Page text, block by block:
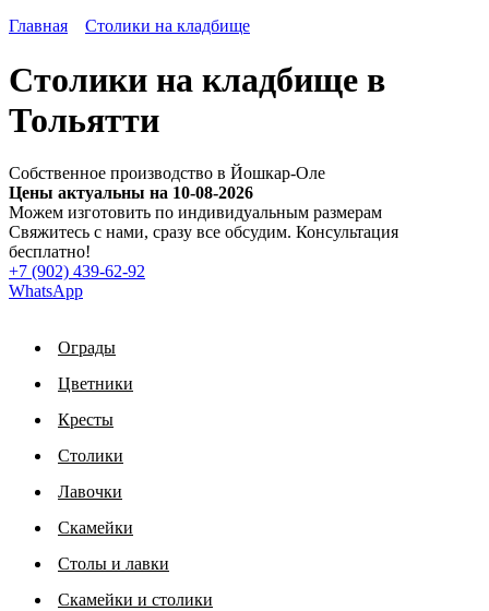
Главная
Столики на кладбище
Столики на кладбище в
Тольятти
Собственное производство в Йошкар-Оле
Цены актуальны на 10-08-2026
Можем изготовить по индивидуальным размерам
Cвяжитесь с нами, сразу все обсудим. Консультация
бесплатно!
+7 (902) 439-62-92
WhatsApp
Ограды
Цветники
Кресты
Столики
Лавочки
Скамейки
Столы и лавки
Скамейки и столики